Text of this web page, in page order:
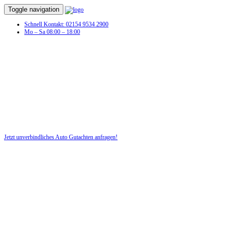
Toggle navigation
Schnell Kontakt: 02154 9534 2900
Mo – Sa 08:00 – 18:00
Jetzt unverbindliches Auto Gutachten anfragen!